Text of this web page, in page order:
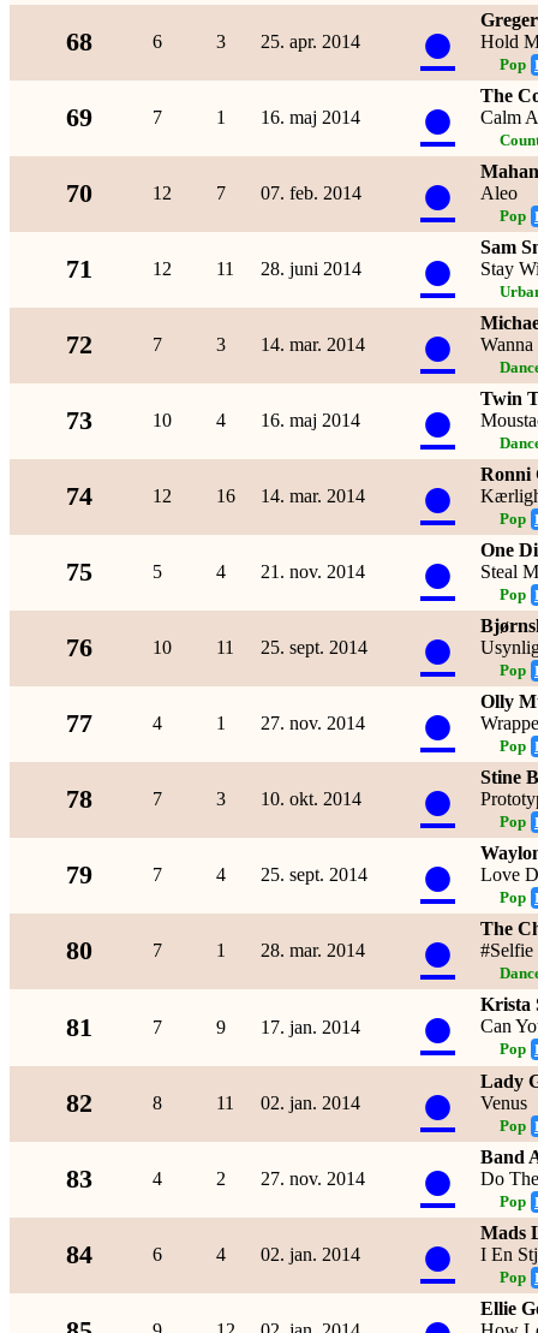
68 6 3 25. apr. 2014 ●
Hold
Pop
69 7 1 16. maj 2014 ●
The
Calm
70 12 7 07. feb. 2014 ●
Aleo
Pop
71 12 11 28. juni 2014 ●
Sam
Stay
72 7 3 14. mar. 2014 ●
73 10 4 16. maj 2014 ●
Twin
74 12 16 14. mar. 2014 ●
Ronni
Pop
75 5 4 21. nov. 2014 ●
One
Steal
Pop
76 10 11 25. sept. 2014 ● Pop
77 4 1 27. nov. 2014 ●
Olly
Pop
78 7 3 10. okt. 2014 ●
Stine
Pop
79 7 4 25. sept. 2014 ●
Love
Pop
80 7 1 28. mar. 2014 ●
The
#Selfie
81 7 9 17. jan. 2014 ●
Krista
Can
Pop
82 8 11 02. jan. 2014 ●
Lady
Venus
Pop
83 4 2 27. nov. 2014 ●
Band
Do
Pop
84 6 4 02. jan. 2014 ●
Mads
I En
Pop
Ellie